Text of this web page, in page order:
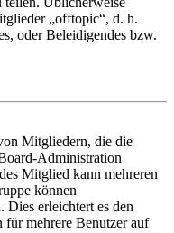
„offtopic“, d. h.
oder Beleidigendes bzw.
Mitgliedern, die die
Administration
Mitglied kann mehreren
können
Dies erleichtert es den
mehrere Benutzer auf